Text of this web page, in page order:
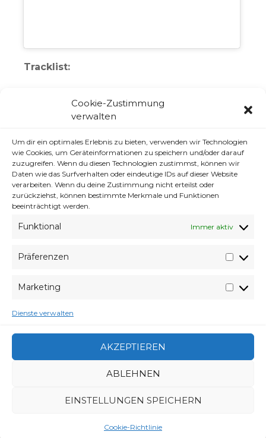
Cookie-Zustimmung
verwalten
Um dir ein optimales Erlebnis zu bieten, verwenden wir Technologien
wie Cookies, um Geräteinformationen zu speichern und/oder darauf
zuzugreifen. Wenn du diesen Technologien zustimmst, können wir
Daten wie das Surfverhalten oder eindeutige IDs auf dieser Website
verarbeiten. Wenn du deine Zustimmung nicht erteilst oder
zurückziehst, können bestimmte Merkmale und Funktionen
beeinträchtigt werden.
Funktional Immer aktiv
Präferenzen
Marketing
Dienste verwalten
AKZEPTIEREN
ABLEHNEN
EINSTELLUNGEN SPEICHERN
Cookie-Richtlinie
Tracklist:
Romeo Quenn – Last Warrior
Shoe Scene Symphony – 3D (Original Mix)
Schoney In My Zone ft Ben Harris
Tobu & Itro – Sunburst
Vigiland – UFO (Original Mix)
Ken Waters – You’ve Got Mail
Di Ferro – Blammer (Original Mix)
Man könnte jetzt noch mehr sagen. Aber das
VERABREDUNG
5. MAI 2014
SCHLAGWÖRTER
BEITRAGSNAVIGATION
NEWER POSTS